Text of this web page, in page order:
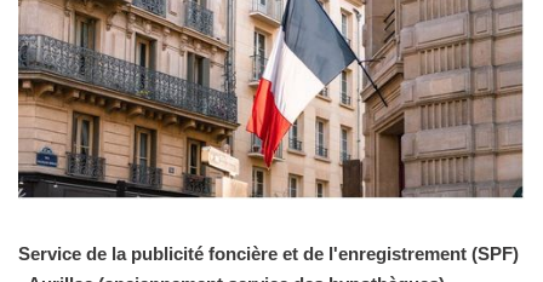
Service de la publicité foncière et de l'enregistrement (SPF)